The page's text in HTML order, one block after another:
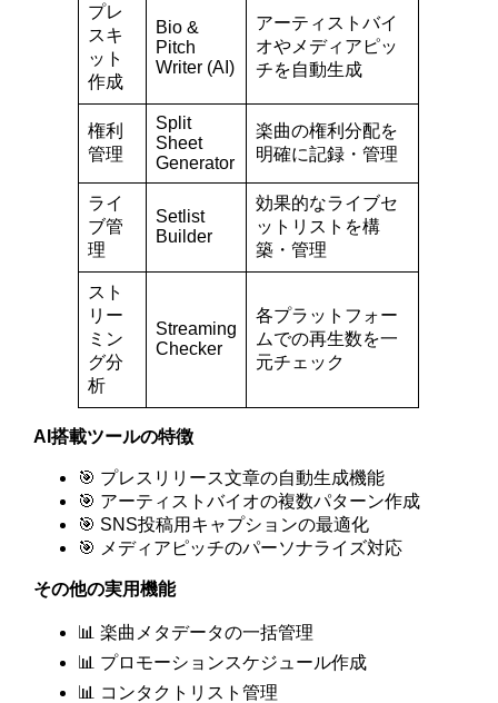
プレ
スキ
ット
作成
Bio &
Pitch
Writer (AI)
アーティストバイ
オやメディアピッ
チを自動生成
権利
管理
Split
Sheet
Generator
楽曲の権利分配を
明確に記録・管理
ライ
ブ管
理
Setlist
Builder
効果的なライブセ
ットリストを構
築・管理
スト
リー
ミン
グ分
析
Streaming
Checker
各プラットフォー
ムでの再生数を一
元チェック
AI搭載ツールの特徴
🎯 プレスリリース文章の自動生成機能
🎯 アーティストバイオの複数パターン作成
🎯 SNS投稿用キャプションの最適化
🎯 メディアピッチのパーソナライズ対応
その他の実用機能
📊 楽曲メタデータの一括管理
📊 プロモーションスケジュール作成
📊 コンタクトリスト管理